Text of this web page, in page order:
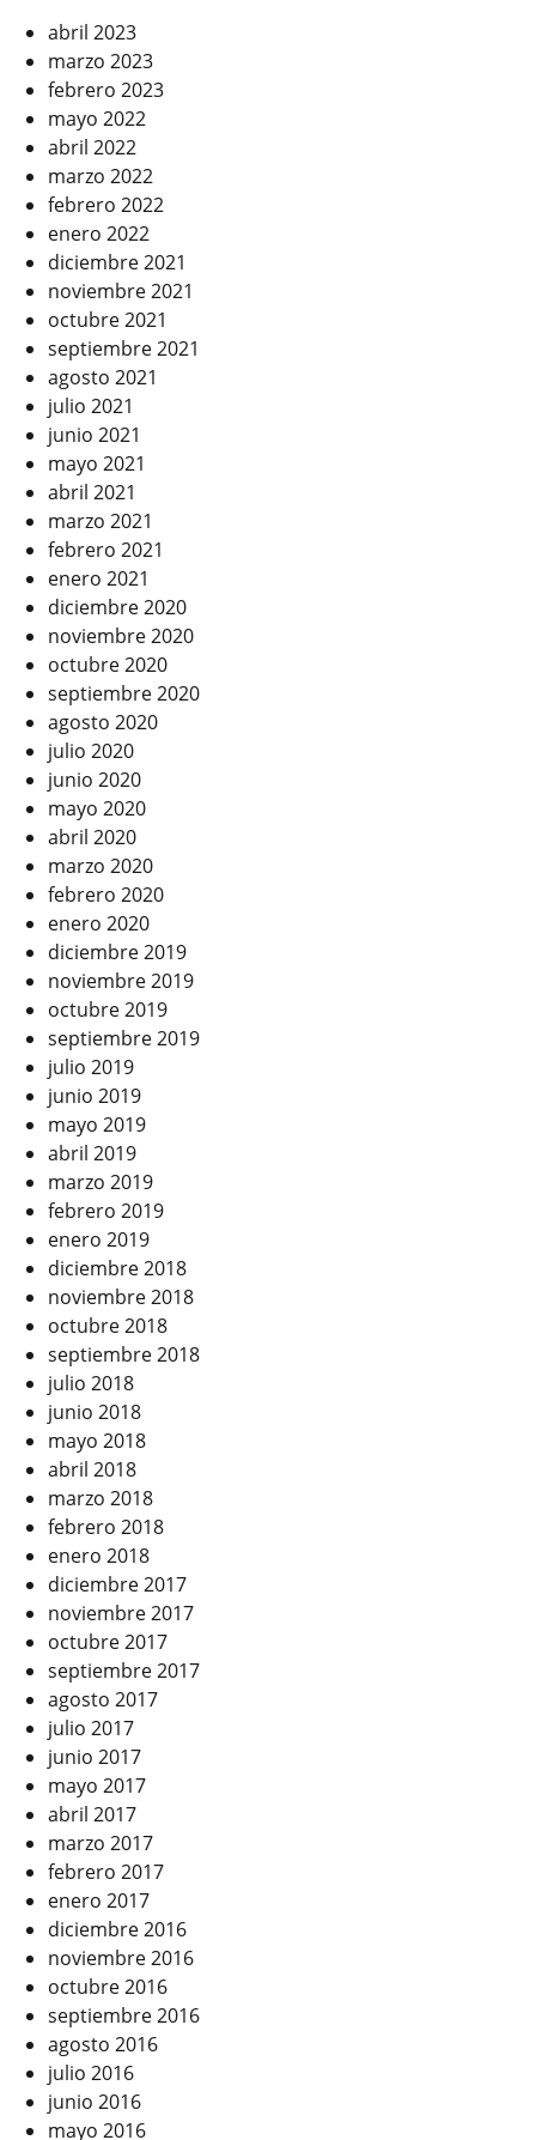
abril 2023
marzo 2023
febrero 2023
mayo 2022
abril 2022
marzo 2022
febrero 2022
enero 2022
diciembre 2021
noviembre 2021
octubre 2021
septiembre 2021
agosto 2021
julio 2021
junio 2021
mayo 2021
abril 2021
marzo 2021
febrero 2021
enero 2021
diciembre 2020
noviembre 2020
octubre 2020
septiembre 2020
agosto 2020
julio 2020
junio 2020
mayo 2020
abril 2020
marzo 2020
febrero 2020
enero 2020
diciembre 2019
noviembre 2019
octubre 2019
septiembre 2019
julio 2019
junio 2019
mayo 2019
abril 2019
marzo 2019
febrero 2019
enero 2019
diciembre 2018
noviembre 2018
octubre 2018
septiembre 2018
julio 2018
junio 2018
mayo 2018
abril 2018
marzo 2018
febrero 2018
enero 2018
diciembre 2017
noviembre 2017
octubre 2017
septiembre 2017
agosto 2017
julio 2017
junio 2017
mayo 2017
abril 2017
marzo 2017
febrero 2017
enero 2017
diciembre 2016
noviembre 2016
octubre 2016
septiembre 2016
agosto 2016
julio 2016
junio 2016
mayo 2016